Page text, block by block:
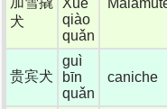
犬
qiào
quǎn
贵宾犬
guì
bīn
quǎn
caniche